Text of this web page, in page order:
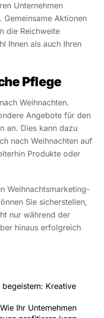
Unternehmen
Gemeinsame Aktionen
die Reichweite
Ihnen als auch Ihren
Pflege
Weihnachten.
Angebote für den
an. Dies kann dazu
nach Weihnachten auf
Produkte oder
Weihnachtsmarketing-
Sie sicherstellen,
nur während der
hinaus erfolgreich
Kreative
Ihr Unternehmen